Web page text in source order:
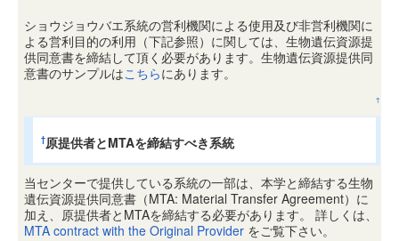
ショウジョウバエ系統の営利機関による使用及び非営利機関に
よる営利目的の利用（下記参照）に関しては、生物遺伝資源提
供同意書を締結して頂く必要があります。生物遺伝資源提供同
意書のサンプルはこちらにあります。
↑
†原提供者とMTAを締結すべき系統
当センターで提供している系統の一部は、本学と締結する生物
遺伝資源提供同意書（MTA: Material Transfer Agreement）に
加え、原提供者とMTAを締結する必要があります。 詳しくは、
MTA contract with the Original Provider をご覧下さい。